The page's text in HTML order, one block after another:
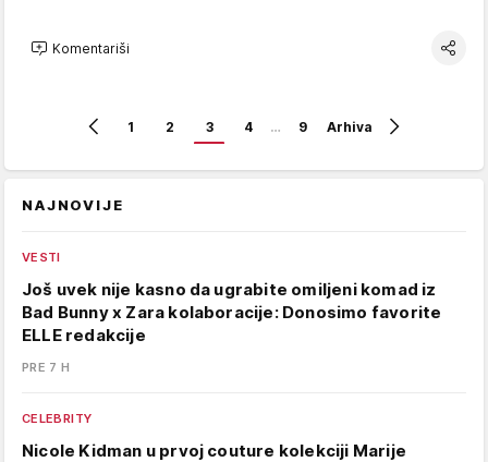
Komentariši
1 2 3 4 … 9 Arhiva
NAJNOVIJE
VESTI
Još uvek nije kasno da ugrabite omiljeni komad iz
Bad Bunny x Zara kolaboracije: Donosimo favorite
ELLE redakcije
PRE 7 H
CELEBRITY
Nicole Kidman u prvoj couture kolekciji Marije